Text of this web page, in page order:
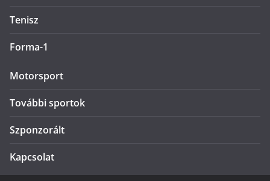
Tenisz
Forma-1
Motorsport
További sportok
Szponzorált
Kapcsolat